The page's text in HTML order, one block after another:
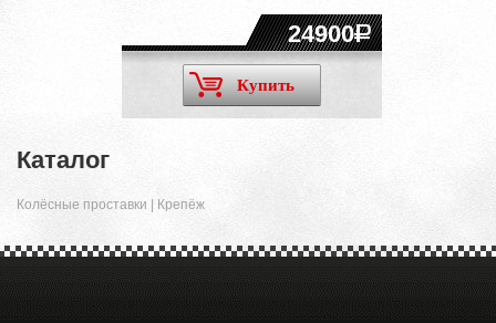
24900
Купить
Каталог
Колёсные проставки | Крепёж